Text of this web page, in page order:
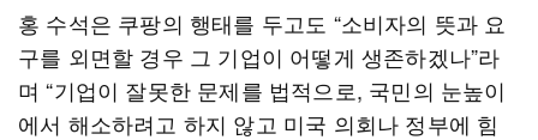
홍 수석은 쿠팡의 행태를 두고도 “소비자의 뜻과 요
구를 외면할 경우 그 기업이 어떻게 생존하겠나”라
며 “기업이 잘못한 문제를 법적으로, 국민의 눈높이
에서 해소하려고 하지 않고 미국 의회나 정부에 힘